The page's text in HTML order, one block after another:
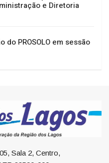
e Diretoria
do PROSOLO em sessão
Sala 2, Centro,